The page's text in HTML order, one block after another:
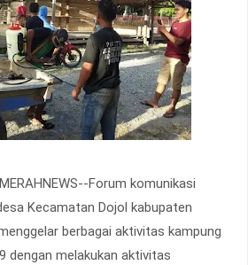
Forum komunikasi
Kecamatan Dojol kabupaten
berbagai aktivitas kampung
dengan melakukan aktivitas